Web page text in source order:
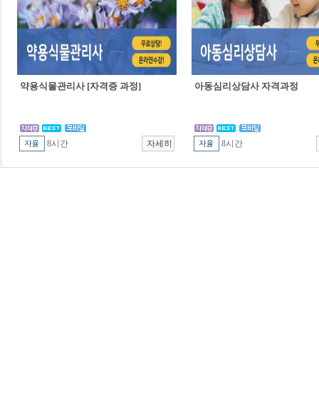
약용식물관리사 [자격증 과정]
8시간
아동심리상담사 자격과정
8시간